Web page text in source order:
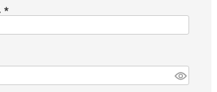
)